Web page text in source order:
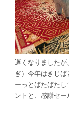
遅くなりました
ぎ）今年はきじ
ーっとばたばた
ントと、感謝セ